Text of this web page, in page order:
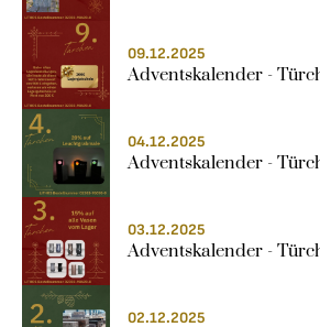
09.12.2025
Adventskalender -
04.12.2025
Adventskalender -
03.12.2025
Adventskalender -
02.12.2025